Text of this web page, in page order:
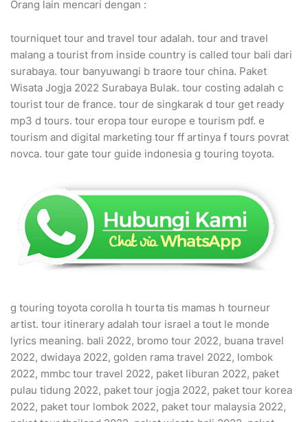
Orang lain mencari dengan :
tourniquet tour and travel tour adalah. tour and travel
malang a tourist from inside country is called tour bali dari
surabaya. tour banyuwangi b traore tour china. Paket
Wisata Jogja 2022 Surabaya Bulak. tour costing adalah c
tourist tour de france. tour de singkarak d tour get ready
mp3 d tours. tour eropa tour europe e tourism pdf. e
tourism and digital marketing tour ff artinya f tours povrat
novca. tour gate tour guide indonesia g touring toyota.
g touring toyota corolla h tourta tis mamas h tourneur
artist. tour itinerary adalah tour israel a tout le monde
lyrics meaning. bali 2022, bromo tour 2022, buana travel
2022, dwidaya 2022, golden rama travel 2022, lombok
2022, mmbc tour travel 2022, paket liburan 2022, paket
pulau tidung 2022, paket tour jogja 2022, paket tour korea
2022, paket tour lombok 2022, paket tour malaysia 2022,